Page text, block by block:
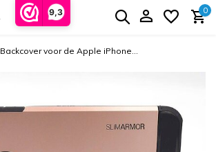
9,3 0
Backcover voor de Apple iPhone...